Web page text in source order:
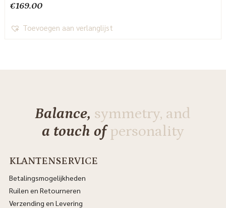
€169.00
Toevoegen aan verlanglijst
Balance, symmetry, and
a touch ofpersonality
KLANTENSERVICE
Betalingsmogelijkheden
Ruilen en Retourneren
Verzending en Levering